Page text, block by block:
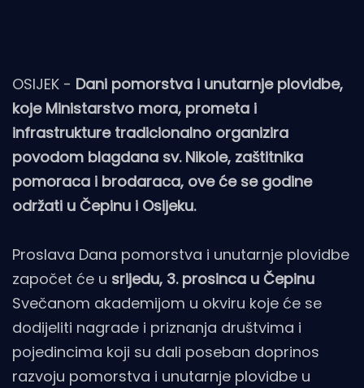
OSIJEK - Dani pomorstva i unutarnje plovidbe,
koje Ministarstvo mora, prometa i
infrastrukture tradicionalno organizira
povodom blagdana sv. Nikole, zaštitnika
pomoraca i brodaraca, ove će se godine
održati u Čepinu i Osijeku.
Proslava Dana pomorstva i unutarnje plovidbe
započet će u srijedu, 3. prosinca u Čepinu
Svečanom akademijom u okviru koje će se
dodijeliti nagrade i priznanja društvima i
pojedincima koji su dali poseban doprinos
razvoju pomorstva i unutarnje plovidbe u